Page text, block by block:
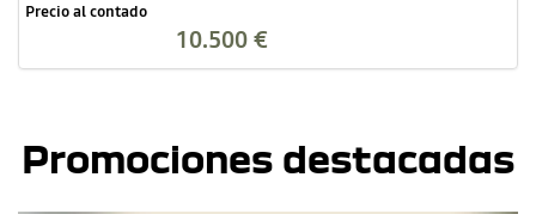
Precio al contado
10.500 €
Promociones destacadas